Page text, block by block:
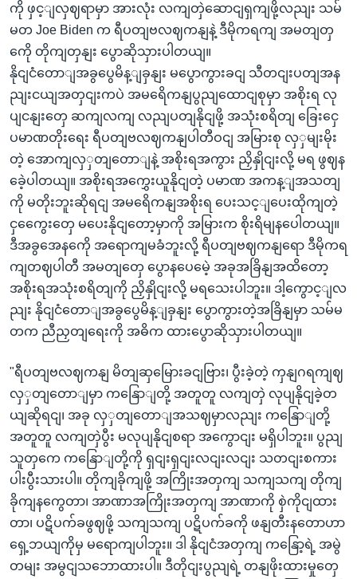
ကို ဖှင့ျလှဈရာမှာ အားလုံး လကျတှဲဆောငျရှကျဖို့လညျး သမ်
မတ Joe Biden က ရီပတျဗလဈကနျနဲ့ ဒီမိုကရကျ အမတျတှ
ကေို တိုကျတှနျး ပွောဆိုသှားပါတယျ။
နိုငျငံတောျအခွပွေမိန့ျခှနျး မပွောကွားခငျ သီတငျးပတျအန
ညျးငယျအတှငျးကပဲ အမရေိကနျပွညျထောငျစုမှာ အစိုးရ လု
ပျငနျးတှေ ဆကျလကျ လညျပတျနိုငျဖို့ အသုံးစရိတျ ခြေးငှေ
ပမာဏတိုးရေး ရီပတျဗလဈကနျပါတီဝငျ အမြားစု လှှမျးမိုး
တဲ့ အောကျလှှတျတောျနဲ့ အစိုးရအကွား ညှိနှိုငျးလို့ မရ ဖွဈန
ခေဲ့ပါတယျ။ အစိုးရအကွှေးယူနိုငျတဲ့ ပမာဏ အကန့ျအသတျ
ကို မတိုးဘူးဆိုရငျ အမရေိကနျအစိုးရ ပေးသင့ျပေးထိုကျတဲ့
ငှကွေေးတှေ မပေးနိုငျတော့မှာကို အမြားက စိုးရိမျနပေါတယျ။
ဒီအခွအေနကေို အရောကျမခံဘူးလို့ ရီပတျဗဈကနျရော ဒီမိုကရ
ကျတဈပါတီ အမတျတှေ ပွောနပေမေဲ့ အခုအခြိနျအထိတော့
အစိုးရအသုံးစရိတျကို ညှိနှိုငျးလို့ မရသေးပါဘူး။ ဒါ့ကွောင့ျလ
ညျး နိုငျငံတောျအခွပွေမိန့ျခှနျး ပွောကွားတဲ့အခြိနျမှာ သမ်မ
တက ညီညှတျရေးကို အဓိက ထားပွောဆိုသှားပါတယျ။
"ရီပတျဗလဈကနျ မိတျဆှမြေားခငျဗြား၊ ပွီးခဲ့တဲ့ ကှနျဂရကျဈ
လှှတျတောျမှာ ကနြောျတို့ အတူတူ လကျတှဲ လုပျနိုငျခဲ့တ
ယျဆိုရငျ၊ အခု လှှတျတောျအသဈမှာလညျး ကနြောျတို့
အတူတူ လကျတှဲပွီး မလုပျနိုငျစရာ အကွောငျး မရှိပါဘူး။ ပွညျ
သူတှကေ ကနြောျတို့ကို ရှငျးရှငျးလငျးလငျး သတငျးစကား
ပါးပွီးသားပါ။ တိုကျခိုကျဖို့ အကြိုးအတှကျ သကျသကျ တိုကျ
ခိုကျနကွေတာ၊ အာဏာအကြိုးအတှကျ အာဏာကို စှဲကိုငျထား
တာ၊ ပဋိပက်ခဖွဈဖို့ သကျသကျ ပဋိပက်ခကို ဖနျတီးနတောဟာ
ရှေ့ဘယျကိုမှ မရောကျပါဘူး။ ဒါ နိုငျငံအတှကျ ကနြော့ရဲ့ အမွဲ
တမျး အမွငျသဘောထားပါ။ ဒီတိုငျးပွညျရဲ့ တနျဖိုးထားမှုတှေ